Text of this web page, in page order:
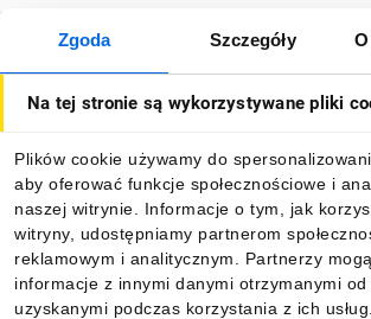
Zgoda Szczegóły
Na tej stronie są wykorzystywane pliki
Plików cookie używamy do
aby oferować funkcje społecznościowe i
naszej witrynie. Informacje o tym, jak
witryny, udostępniamy partnerom
reklamowym i analitycznym. Partnerzy
informacje z innymi danymi otrzymanymi
uzyskanymi podczas korzystania z ich
O firmie
Informacje
Pobierz naszą aplikację